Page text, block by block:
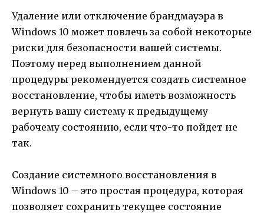
Удаление или отключение брандмауэра в
Windows 10 может повлечь за собой некоторые
риски для безопасности вашей системы.
Поэтому перед выполнением данной
процедуры рекомендуется создать системное
восстановление, чтобы иметь возможность
вернуть вашу систему к предыдущему
рабочему состоянию, если что-то пойдет не
так.
Создание системного восстановления в
Windows 10 – это простая процедура, которая
позволяет сохранить текущее состояние